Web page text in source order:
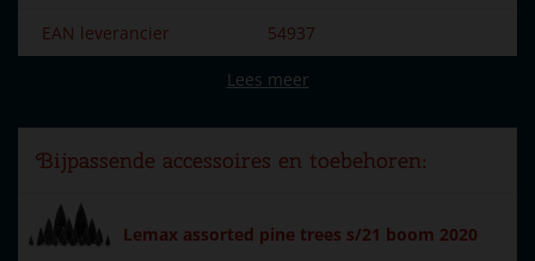
EAN leverancier 54937
Lemax
Dorpsnaam Caddington Village
Locatie 102-P
Soort Accessoires
Lees meer
Bijpassende accessoires en toebehoren:
Lemax assorted pine trees s/21 boom 2020